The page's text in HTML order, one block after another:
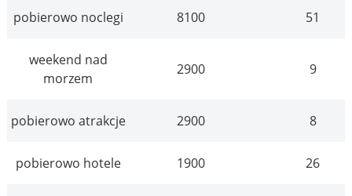
pobierowo noclegi 8100 51
weekend nad
morzem
2900 9
pobierowo atrakcje 2900 8
pobierowo hotele 1900 26